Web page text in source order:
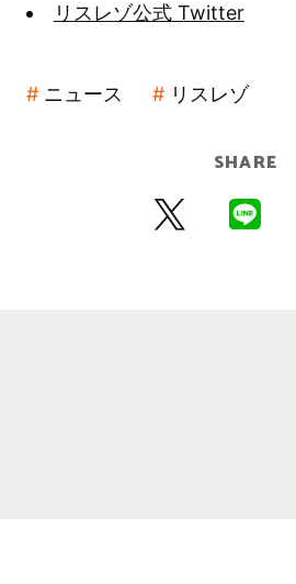
リスレゾ公式 Twitter
ニュース リスレゾ
SHARE